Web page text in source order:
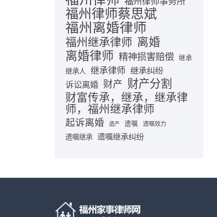
福州律师蔡思斌
福州离婚律师
福州继承律师 离婚
离婚律师 精神损害赔偿 继承
继承人 继承律师 继承纠纷
诉讼离婚 财产 财产分割
财富传承，继承，继承律
师，福州继承律师
起诉离婚 遗产 遗嘱 遗嘱效力
遗嘱继承 遗嘱继承纠纷